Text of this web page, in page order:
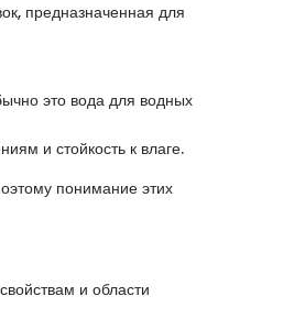
предназначенная для
это вода для водных
и стойкость к влаге.
понимание этих
и области